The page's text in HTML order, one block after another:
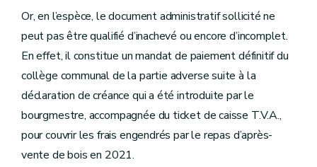
Or, en l’espèce, le document administratif sollicité ne
peut pas être qualifié d’inachevé ou encore d’incomplet.
En effet, il constitue un mandat de paiement définitif du
collège communal de la partie adverse suite à la
déclaration de créance qui a été introduite par le
bourgmestre, accompagnée du ticket de caisse T.V.A.,
pour couvrir les frais engendrés par le repas d’après-
vente de bois en 2021.